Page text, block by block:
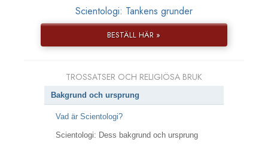
Scientologi: Tankens grunder
BESTÄLL HÄR »
TROSSATSER OCH RELIGIÖSA BRUK
Bakgrund och ursprung
Vad är Scientologi?
Scientologi: Dess bakgrund och ursprung